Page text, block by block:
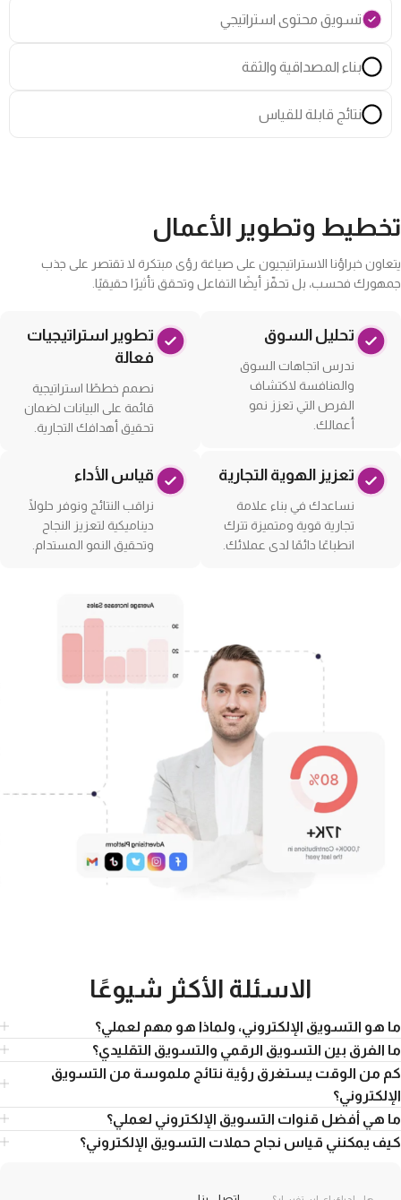
تسويق محتوى استراتيجي
بناء المصداقية والثقة
نتائج قابلة للقياس
تخطيط وتطوير الأعمال
يتعاون خبراؤنا الاستراتيجيون على صياغة رؤى مبتكرة لا تقتصر على جذب
جمهورك فحسب، بل تحفّز أيضًا التفاعل وتحقق تأثيرًا حقيقيًا.
تطوير استراتيجيات
فعالة
نصمم خططًا استراتيجية
قائمة على البيانات لضمان
تحقيق أهدافك التجارية.
تحليل السوق
ندرس اتجاهات السوق
والمنافسة لاكتشاف
الفرص التي تعزز نمو
أعمالك.
قياس الأداء
نراقب النتائج ونوفر حلولًا
ديناميكية لتعزيز النجاح
وتحقيق النمو المستدام.
تعزيز الهوية التجارية
نساعدك في بناء علامة
تجارية قوية ومتميزة تترك
انطباعًا دائمًا لدى عملائك.
الاسئلة الأكثر شيوعًا
ما هو التسويق الإلكتروني، ولماذا هو مهم لعملي؟
ما الفرق بين التسويق الرقمي والتسويق التقليدي؟
كم من الوقت يستغرق رؤية نتائج ملموسة من التسويق
الإلكتروني؟
ما هي أفضل قنوات التسويق الإلكتروني لعملي؟
كيف يمكنني قياس نجاح حملات التسويق الإلكتروني؟